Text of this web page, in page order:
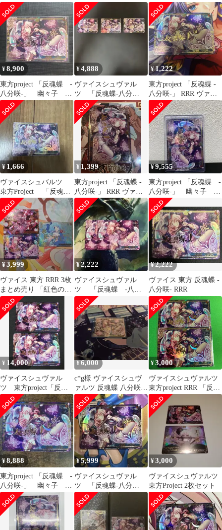
109[CR]：「反魂蝶 ‐八
分咲‐」
様 リクエスト 3点 まと
め商品
RRR
¥8,900
東方project 「反魂蝶 -
八分咲-」 幽々子
RRR
¥4,888
ヴァイスシュヴァル
ツ 「反魂蝶-八分
咲-」 RRR３枚 東方
project
¥1,222
東方project 「反魂蝶 -
八分咲-」 RRR ヴァイ
スシュヴァルツ
¥ 1,666
ヴァイスシュバルツ
東方Project 「反魂
蝶 ‐八分咲‐」 RRR
¥1,399
東方project 「反魂蝶 -
八分咲-」 RRR ヴァイ
スシュヴァルツ
¥9,555
東方project 「反魂蝶 -
八分咲-」 幽々子
RRR
¥3,999
ヴァイス 東方 RRR 3枚
まとめ売り 「紅色の幻
想郷」「反魂蝶 ‐八分
咲‐」
¥2,222
ヴァイスシュヴァル
ツ 「反魂蝶 ‐八分
咲‐」(箔押し入り) PR
プロモ 2枚
¥2,222
ヴァイス 東方 反魂蝶 -
八分咲- RRR
¥ 14,000
ヴァイスシュヴァル
ツ 東方project「反魂
蝶-八分咲-」RRR 2枚
¥6,000
c*g様 ヴァイスシュヴ
ァルツ 反魂蝶 八分咲
RRR
¥3,000
ヴァイスシュヴァルツ
東方project RRR 「反魂
蝶 ‐八分咲‐」 2枚
¥8,888
東方project 「反魂蝶 -
八分咲-」 幽々子
RRR
¥5,999
ヴァイスシュヴァル
ツ 「反魂蝶-八分
咲-」 RRR 東方project
¥3,000
ヴァイスシュヴァルツ
東方Project 2枚セット